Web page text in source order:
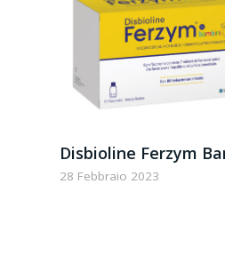
Disbioline Ferzym
28 Febbraio 2023